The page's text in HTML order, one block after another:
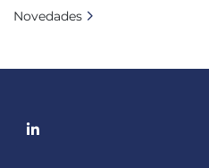
linkedin
Novedades